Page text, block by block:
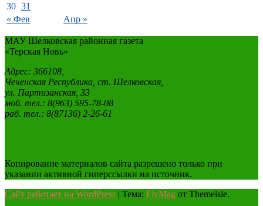
« Фев Апр »
30 31
МАУ Шелковская районная газета
«Терская Новь»
Адрес: 366108,
Чеченская Республика, ст. Шелковская,
ул. Партизанская, 33
моб. тел.: 8(963) 595-78-08
раб. тел.: 8(87136) 2-26-61
Копирование материалов сайта разрешено только при
указании активной гиперссылки на источник.
Сайт работает на WordPress | Тема: FlyMag от Themeisle.